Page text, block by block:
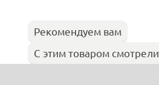
Рекомендуем вам
С этим товаром смотрели